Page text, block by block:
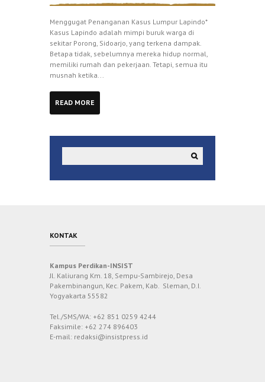
Menggugat Penanganan Kasus Lumpur Lapindo*
Kasus Lapindo adalah mimpi buruk warga di
sekitar Porong, Sidoarjo, yang terkena dampak.
Betapa tidak, sebelumnya mereka hidup normal,
memiliki rumah dan pekerjaan. Tetapi, semua itu
musnah ketika...
READ MORE
KONTAK
Kampus Perdikan-INSIST
Jl. Kaliurang Km. 18, Sempu-Sambirejo, Desa
Pakembinangun, Kec. Pakem, Kab. Sleman, D.I.
Yogyakarta 55582
Tel./SMS/WA: +62 851 0259 4244
Faksimile: +62 274 896403
E-mail: redaksi@insistpress.id